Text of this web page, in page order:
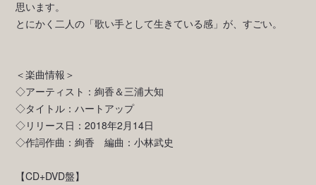
思います。
とにかく二人の「歌い手として生きている感」が、すごい。
＜楽曲情報＞
◇アーティスト：絢香＆三浦大知
◇タイトル：ハートアップ
◇リリース日：2018年2月14日
◇作詞作曲：絢香 編曲：小林武史
【CD+DVD盤】